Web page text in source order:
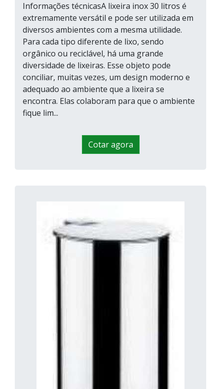
Informações técnicasA lixeira inox 30 litros é
extremamente versátil e pode ser utilizada em
diversos ambientes com a mesma utilidade.
Para cada tipo diferente de lixo, sendo
orgânico ou reciclável, há uma grande
diversidade de lixeiras. Esse objeto pode
conciliar, muitas vezes, um design moderno e
adequado ao ambiente que a lixeira se
encontra. Elas colaboram para que o ambiente
fique lim...
Cotar agora